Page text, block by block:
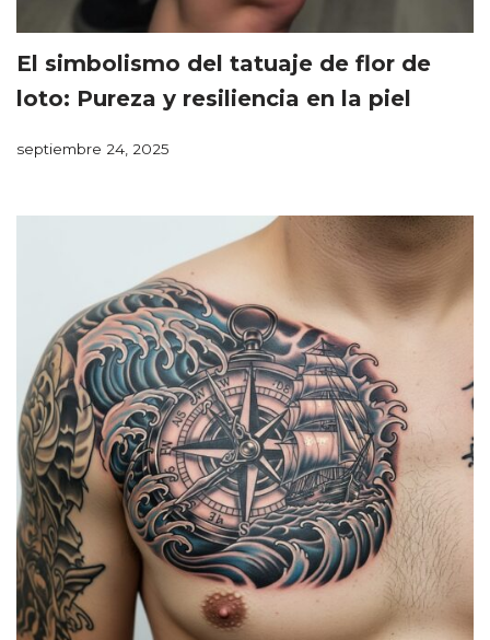
El simbolismo del tatuaje de flor de
loto: Pureza y resiliencia en la piel
septiembre 24, 2025